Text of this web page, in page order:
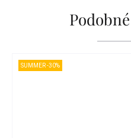
SUMMER -30%